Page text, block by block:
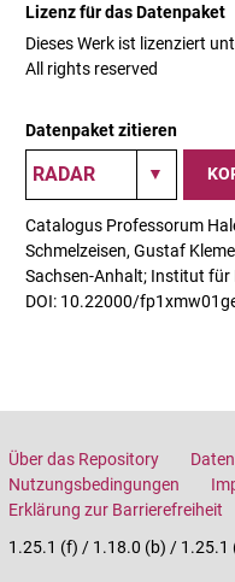
Lizenz für das Datenpaket
Dieses Werk ist lizenziert
All rights reserved
Datenpaket zitieren
Catalogus Professorum
Schmelzeisen, Gustaf
Sachsen-Anhalt; Institut
DOI: 10.22000/
Über das Repository
Nutzungsbedingungen
Erklärung zur Barrierefreiheit
1.25.1 (f) / 1.18.0 (b) / 1.25.1